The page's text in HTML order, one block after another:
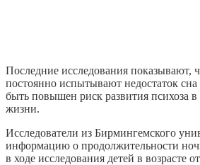
Последние исследования показывают,
постоянно испытывают недостаток
быть повышен риск развития психоза в
жизни.
Исследователи из Бирмингемского
информацию о продолжительности
в ходе исследования детей в возрасте